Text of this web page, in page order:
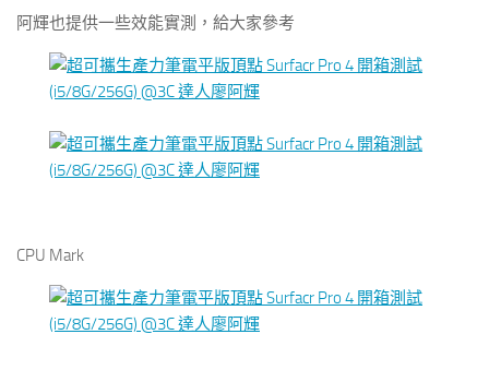
阿輝也提供一些效能實測，給大家參考
CPU Mark